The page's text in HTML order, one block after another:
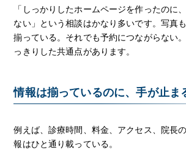
「しっかりしたホームページを作ったのに
ない」という相談はかなり多いです。写真
揃っている。それでも予約につながらない
っきりした共通点があります。
情報は揃っているのに、手が止ま
例えば、診療時間、料金、アクセス、院長
報はひと通り載っている。